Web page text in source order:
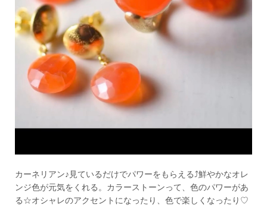
カーネリアン♪見ているだけでパワーをもらえる⤴︎鮮やかなオレ
ンジ色が元気をくれる。カラーストーンって、色のパワーがあ
る☆オシャレのアクセントになったり、色で楽しくなったり♡